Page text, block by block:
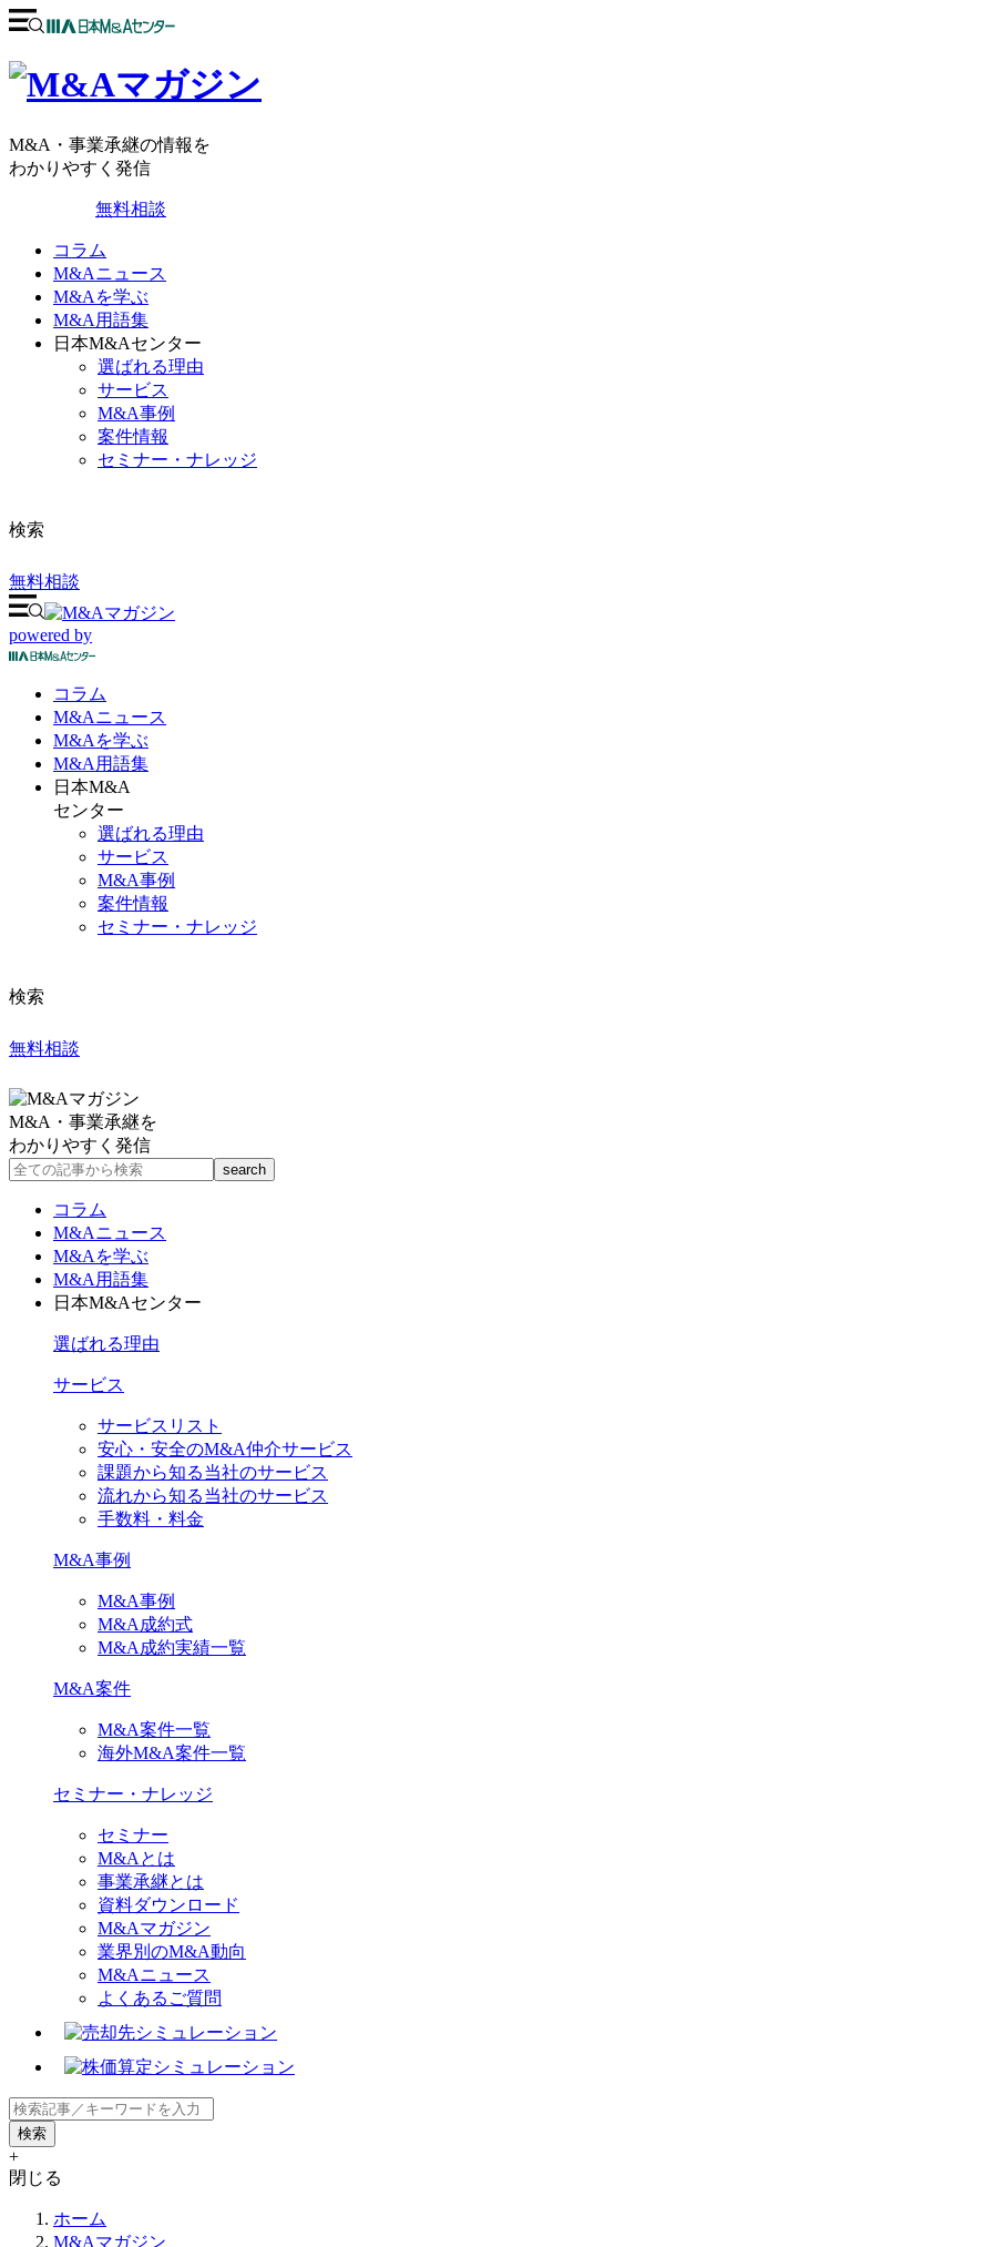
M&A・事業承継の情報を
わかりやすく発信
無料相談
コラム
M&Aニュース
M&Aを学ぶ
M&A用語集
日本M&Aセンター
選ばれる理由
サービス
M&A事例
案件情報
セミナー・ナレッジ
検索
無料相談
powered by
コラム
M&Aニュース
M&Aを学ぶ
M&A 用語集
日本M&A
センター
選ばれる理由
サービス
M&A事例
案件情報
セミナー・ナレッジ
検索
無料相談
M&A・事業承継を
わかりやすく発信
コラム
M&Aニュース
M&Aを学ぶ
M&A用語集
日本M&Aセンター
選ばれる理由
サービス
サービスリスト
安心・安全のM&A仲介サービス
課題から知る当社のサービス
流れから知る当社のサービス
手数料・料金
M&A事例
M&A事例
M&A成約式
M&A成約実績一覧
M&A案件
M&A案件一覧
海外M&A案件一覧
セミナー・ナレッジ
セミナー
M&Aとは
事業承継とは
資料ダウンロード
M&Aマガジン
業界別のM&A動向
M&Aニュース
よくあるご質問
+
閉じる
ホーム
M&Aマガジン